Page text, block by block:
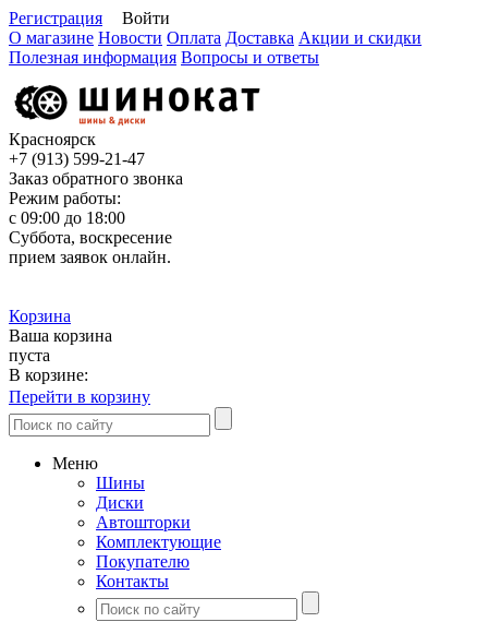
Регистрация
Войти
О магазине Новости Оплата Доставка Акции и скидки
Полезная информация Вопросы и ответы
Красноярск
+7 (913) 599-21-47
Заказ обратного звонка
Режим работы:
с 09:00 до 18:00
Суббота, воскресение
прием заявок онлайн.
Корзина
Ваша корзина
пуста
В корзине:
Перейти в корзину
Меню
Шины
Диски
Автошторки
Комплектующие
Покупателю
Контакты